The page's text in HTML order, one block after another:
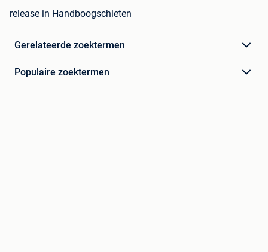
release in Handboogschieten
Gerelateerde zoektermen
Populaire zoektermen